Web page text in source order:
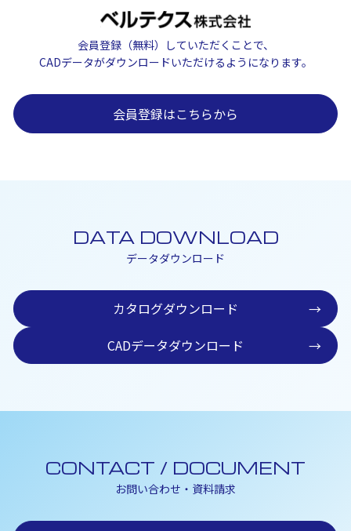
会員登録（無料）していただくことで、
CADデータがダウンロードいただけるようになります。
会員登録はこちらから
DATA DOWNLOAD
データダウンロード
カタログダウンロード
→
CADデータダウンロード
→
CONTACT / DOCUMENT
お問い合わせ・資料請求